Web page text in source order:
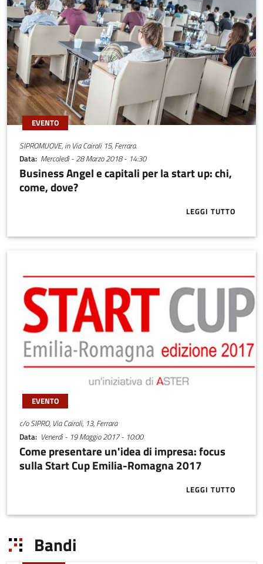
EVENTO
SIPROMUOVE, in Via Cairoli 15, Ferrara.
Data Mercoledì - 28 Marzo 2018 - 14:30
Business Angel e capitali per la start up: chi,
come, dove?
LEGGI TUTTO
ABOUT
EVENTO
c/o SIPRO, Via Cairoli, 13, Ferrara
Data Venerdì - 19 Maggio 2017 - 10:00
Come presentare un'idea di impresa: focus
sulla Start Cup Emilia-Romagna 2017
LEGGI TUTTO
ABOUT
Bandi